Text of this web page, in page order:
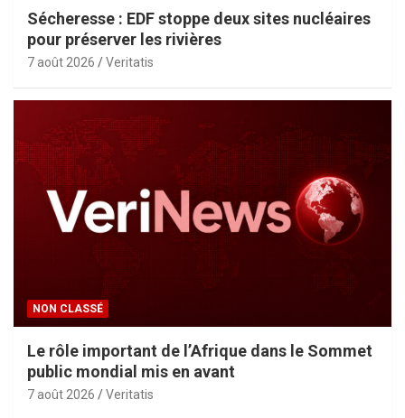
Sécheresse : EDF stoppe deux sites nucléaires
pour préserver les rivières
7 août 2026 Veritatis
NON CLASSÉ
Le rôle important de l’Afrique dans le Sommet
public mondial mis en avant
7 août 2026 Veritatis